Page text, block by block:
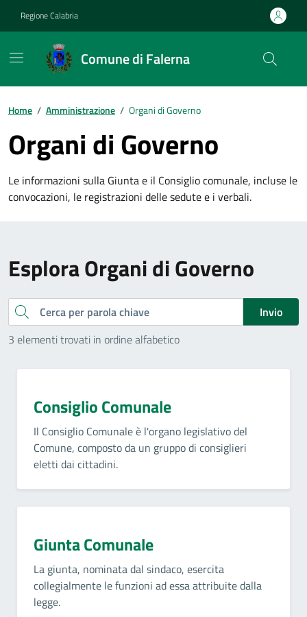
Regione Calabria
Comune di Falerna
Home / Amministrazione / Organi di Governo
Organi di Governo
Le informazioni sulla Giunta e il Consiglio comunale, incluse le
convocazioni, le registrazioni delle sedute e i verbali.
Esplora Organi di Governo
Cerca
Invio
3 elementi trovati in ordine alfabetico
Consiglio Comunale
Il Consiglio Comunale è l'organo legislativo del
Comune, composto da un gruppo di consiglieri
eletti dai cittadini.
Giunta Comunale
La giunta, nominata dal sindaco, esercita
collegialmente le funzioni ad essa attribuite dalla
legge.